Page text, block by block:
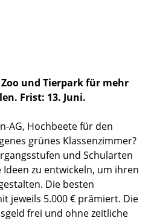
und Tierpark für mehr
Frist: 13. Juni.
AG, Hochbeete für den
grünes Klassenzimmer?
und Schularten
zu entwickeln, um ihren
Die besten
jeweils 5.000 € prämiert. Die
frei und ohne zeitliche